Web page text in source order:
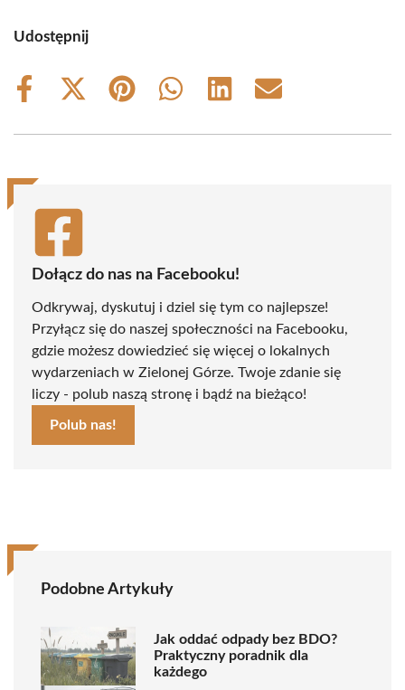
Udostępnij
Share
Share
(Twitter)
Share
Share
Share
Share
Dołącz do nas na Facebooku!
Odkrywaj, dyskutuj i dziel się tym co najlepsze!
Przyłącz się do naszej społeczności na Facebooku,
gdzie możesz dowiedzieć się więcej o lokalnych
wydarzeniach w Zielonej Górze. Twoje zdanie się
liczy - polub naszą stronę i bądź na bieżąco!
Polub nas!
Podobne Artykuły
Jak oddać odpady bez BDO?
Praktyczny poradnik dla
każdego